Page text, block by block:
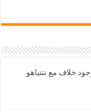
خلاف مع نتنياهو